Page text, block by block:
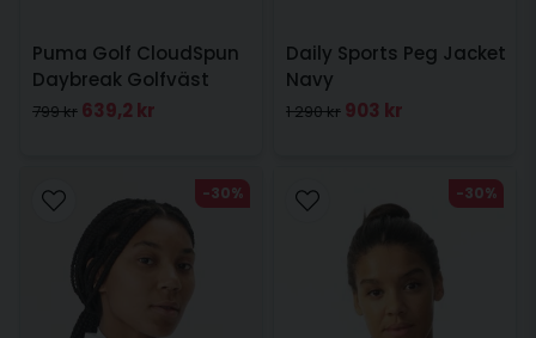
Puma Golf CloudSpun
Daybreak Golfväst
Svart
799 kr 639,2 kr
Daily Sports Peg Jacket
Navy
1 290 kr 903 kr
-30% -30%